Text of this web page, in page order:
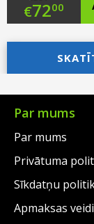
price
was:
€7200
price
is:
€72.00.
Par mums
Par mums
Privātuma
Sīkdatņu
Apmaksas veidi